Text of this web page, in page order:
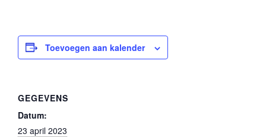
Toevoegen aan kalender
GEGEVENS
Datum:
23 april 2023